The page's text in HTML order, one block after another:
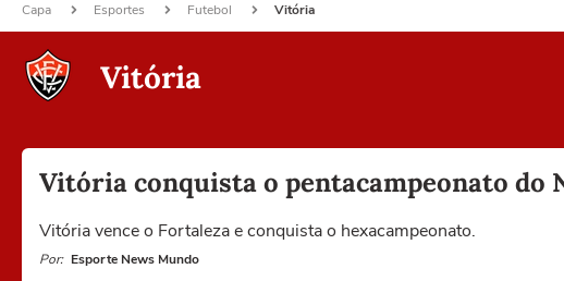
Capa Esportes Futebol Vitória
Vitória
Vitória conquista o pentacampeonato do
Vitória vence o Fortaleza e conquista o hexacampeonato.
Por: Esporte News Mundo